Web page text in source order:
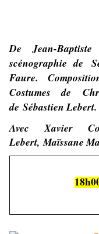
DeJean-
scénographie de
Faure. C
Costumes de
de Sébastien Lebert.
AvecXavier
Lebert, Maïssane